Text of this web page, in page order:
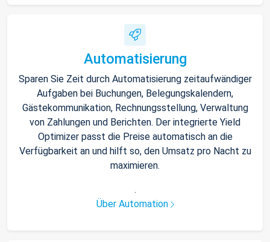
Automatisierung
Sparen Sie Zeit durch Automatisierung zeitaufwändiger
Aufgaben bei Buchungen, Belegungskalendern,
Gästekommunikation, Rechnungsstellung, Verwaltung
von Zahlungen und Berichten. Der integrierte Yield
Optimizer passt die Preise automatisch an die
Verfügbarkeit an und hilft so, den Umsatz pro Nacht zu
maximieren.
.
Über Automation